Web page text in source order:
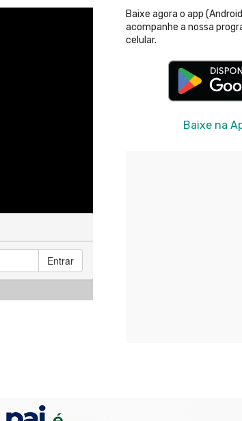
Baixe agora o app
acompanhe a nossa
celular.
Baixe na